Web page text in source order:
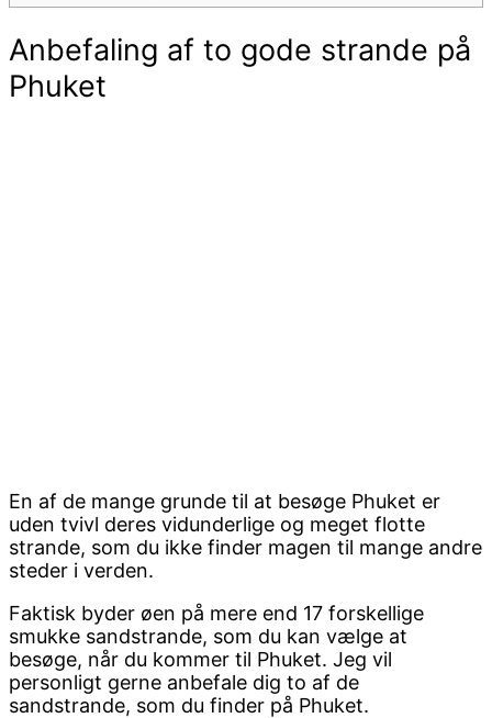
Anbefaling af to gode strande på
Phuket
En af de mange grunde til at besøge Phuket er
uden tvivl deres vidunderlige og meget flotte
strande, som du ikke finder magen til mange andre
steder i verden.
Faktisk byder øen på mere end 17 forskellige
smukke sandstrande, som du kan vælge at
besøge, når du kommer til Phuket. Jeg vil
personligt gerne anbefale dig to af de
sandstrande, som du finder på Phuket.